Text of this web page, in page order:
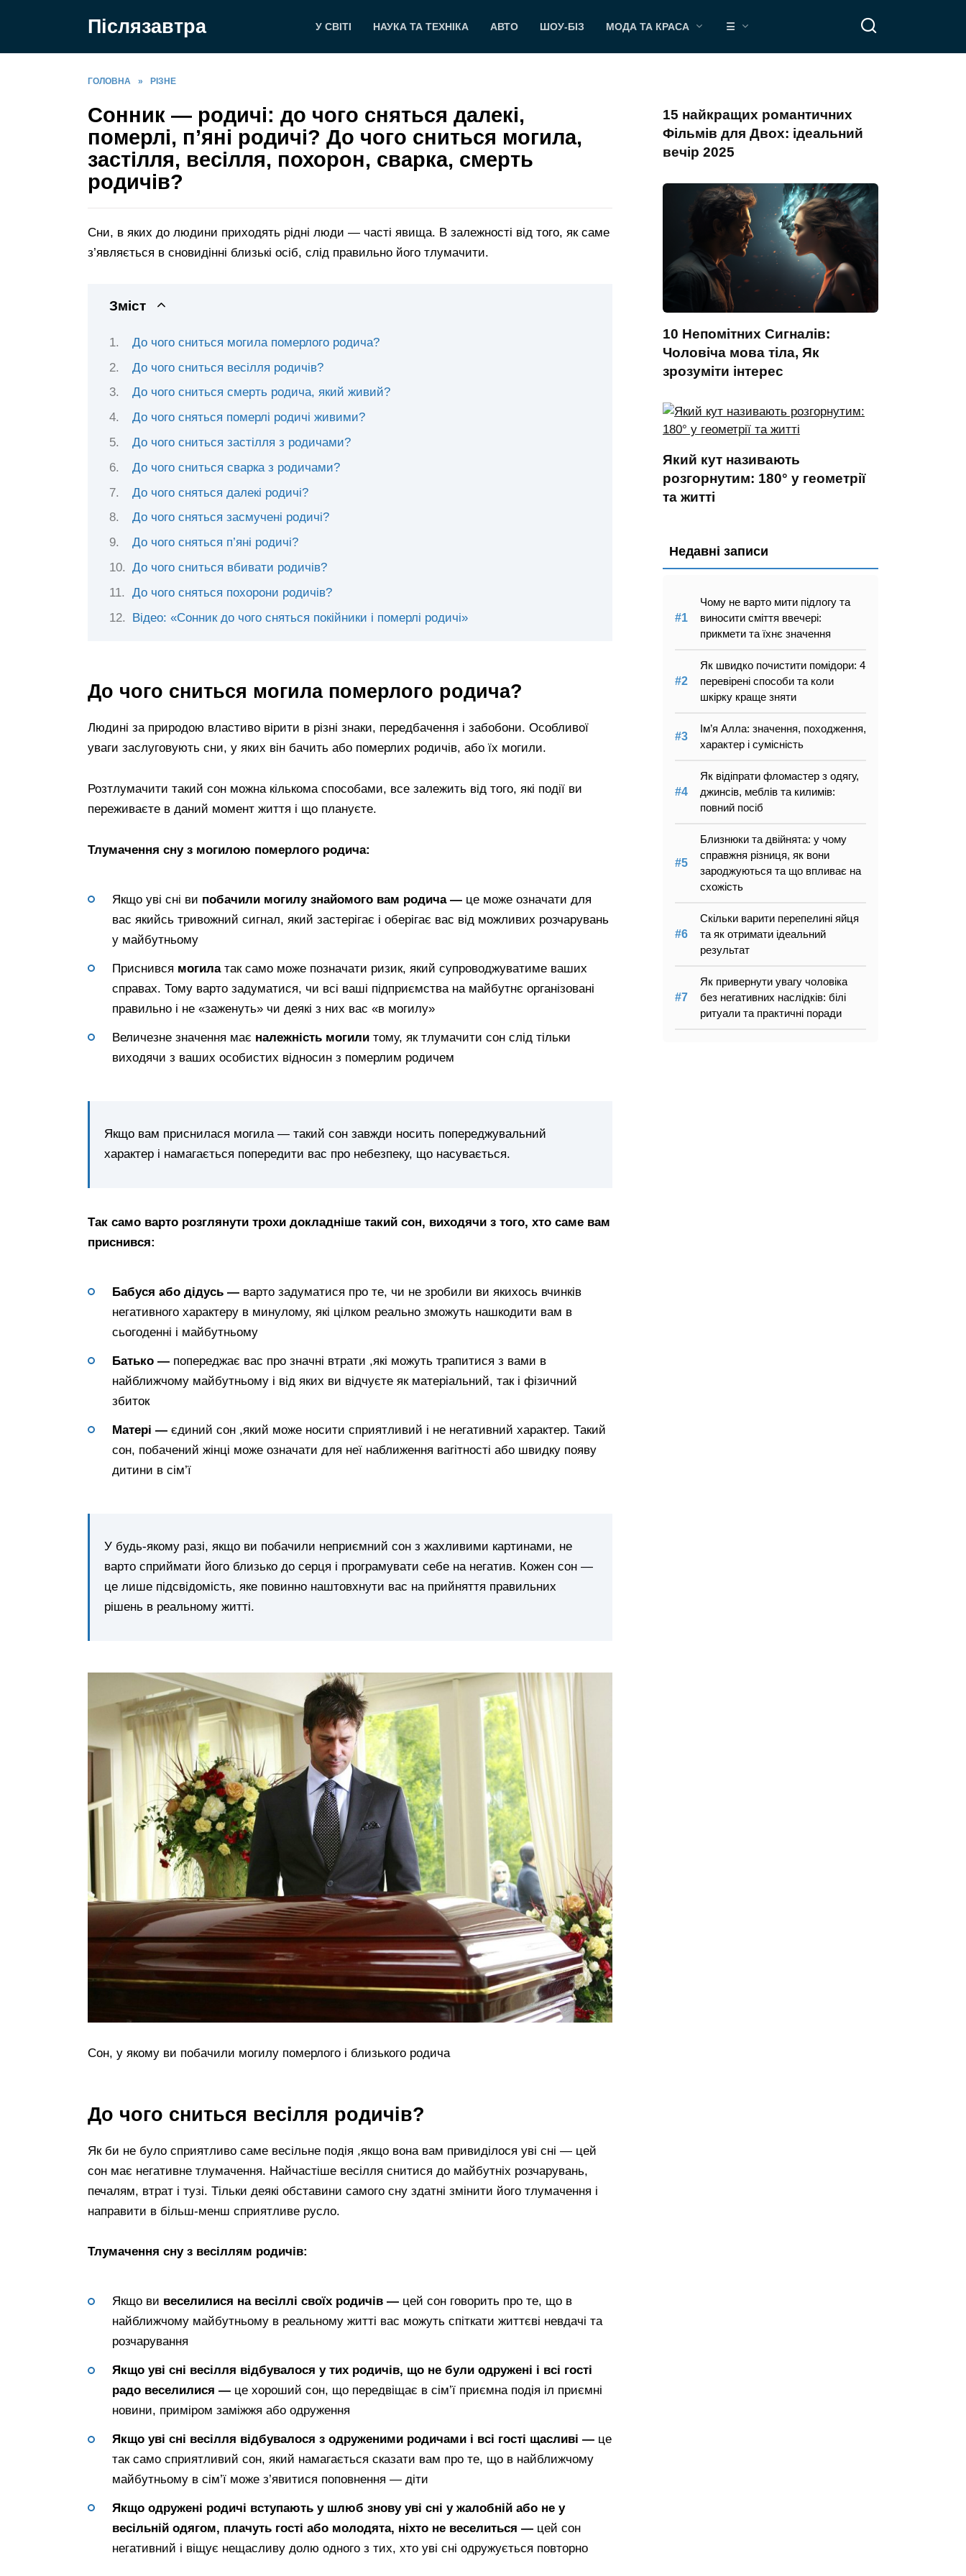
Післязавтра У СВІТІ НАУКА ТА ТЕХНІКА АВТО ШОУ-БІЗ МОДА ТА КРАСА ☰
ГОЛОВНА » РІЗНЕ
Сонник — родичі: до чого сняться далекі,
померлі, п’яні родичі? До чого сниться могила,
застілля, весілля, похорон, сварка, смерть
родичів?
Сни, в яких до людини приходять рідні люди — часті явища. В залежності від того, як саме
з’являється в сновидінні близькі осіб, слід правильно його тлумачити.
Зміст
До чого сниться могила померлого родича?
До чого сниться весілля родичів?
До чого сниться смерть родича, який живий?
До чого сняться померлі родичі живими?
До чого сниться застілля з родичами?
До чого сниться сварка з родичами?
До чого сняться далекі родичі?
До чого сняться засмучені родичі?
До чого сняться п’яні родичі?
До чого сниться вбивати родичів?
До чого сняться похорони родичів?
Відео: «Сонник до чого сняться покійники і померлі родичі»
До чого сниться могила померлого родича?
Людині за природою властиво вірити в різні знаки, передбачення і забобони. Особливої
уваги заслуговують сни, у яких він бачить або померлих родичів, або їх могили.
Розтлумачити такий сон можна кількома способами, все залежить від того, які події ви
переживаєте в даний момент життя і що плануєте.
Тлумачення сну з могилою померлого родича:
Якщо уві сні ви побачили могилу знайомого вам родича — це може означати для
вас якийсь тривожний сигнал, який застерігає і оберігає вас від можливих розчарувань
у майбутньому
Приснився могила так само може позначати ризик, який супроводжуватиме ваших
справах. Тому варто задуматися, чи всі ваші підприємства на майбутнє організовані
правильно і не «заженуть» чи деякі з них вас «в могилу»
Величезне значення має належність могили тому, як тлумачити сон слід тільки
виходячи з ваших особистих відносин з померлим родичем
Якщо вам приснилася могила — такий сон завжди носить попереджувальний
характер і намагається попередити вас про небезпеку, що насувається.
Так само варто розглянути трохи докладніше такий сон, виходячи з того, хто саме вам
приснився:
Бабуся або дідусь — варто задуматися про те, чи не зробили ви якихось вчинків
негативного характеру в минулому, які цілком реально зможуть нашкодити вам в
сьогоденні і майбутньому
Батько — попереджає вас про значні втрати ,які можуть трапитися з вами в
найближчому майбутньому і від яких ви відчуєте як матеріальний, так і фізичний
збиток
Матері — єдиний сон ,який може носити сприятливий і не негативний характер. Такий
сон, побачений жінці може означати для неї наближення вагітності або швидку появу
дитини в сім’ї
У будь-якому разі, якщо ви побачили неприємний сон з жахливими картинами, не
варто сприймати його близько до серця і програмувати себе на негатив. Кожен сон —
це лише підсвідомість, яке повинно наштовхнути вас на прийняття правильних
рішень в реальному житті.
Сон, у якому ви побачили могилу померлого і близького родича
До чого сниться весілля родичів?
Як би не було сприятливо саме весільне подія ,якщо вона вам привиділося уві сні — цей
сон має негативне тлумачення. Найчастіше весілля снитися до майбутніх розчарувань,
печалям, втрат і тузі. Тільки деякі обставини самого сну здатні змінити його тлумачення і
направити в більш-менш сприятливе русло.
Тлумачення сну з весіллям родичів:
Якщо ви веселилися на весіллі своїх родичів — цей сон говорить про те, що в
найближчому майбутньому в реальному житті вас можуть спіткати життєві невдачі та
розчарування
Якщо уві сні весілля відбувалося у тих родичів, що не були одружені і всі гості
радо веселилися — це хороший сон, що передвіщає в сім’ї приємна подія іл приємні
новини, приміром заміжжя або одруження
Якщо уві сні весілля відбувалося з одруженими родичами і всі гості щасливі — це
так само сприятливий сон, який намагається сказати вам про те, що в найближчому
майбутньому в сім’ї може з’явитися поповнення — діти
Якщо одружені родичі вступають у шлюб знову уві сні у жалобній або не у
весільній одягом, плачуть гості або молодята, ніхто не веселиться — цей сон
негативний і віщує нещасливу долю одного з тих, хто уві сні одружується повторно
15 найкращих романтичних
Фільмів для Двох: ідеальний
вечір 2025
10 Непомітних Сигналів:
Чоловіча мова тіла, Як
зрозуміти інтерес
Який кут називають
розгорнутим: 180° у геометрії
та житті
Недавні записи
Чому не варто мити підлогу та
виносити сміття ввечері:
прикмети та їхнє значення
Як швидко почистити помідори: 4
перевірені способи та коли
шкірку краще зняти
Ім’я Алла: значення, походження,
характер і сумісність
Як відіпрати фломастер з одягу,
джинсів, меблів та килимів:
повний посіб
Близнюки та двійнята: у чому
справжня різниця, як вони
зароджуються та що впливає на
схожість
Скільки варити перепелині яйця
та як отримати ідеальний
результат
Як привернути увагу чоловіка
без негативних наслідків: білі
ритуали та практичні поради